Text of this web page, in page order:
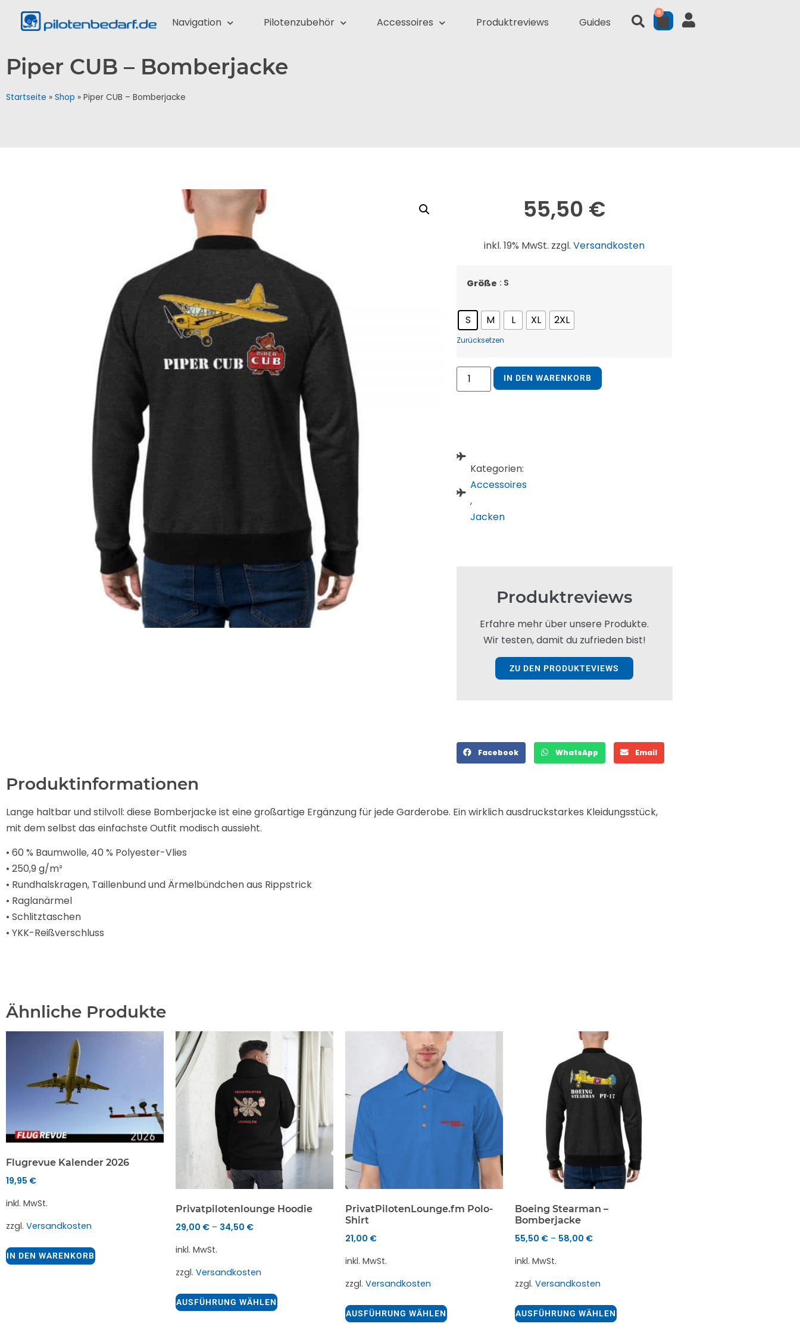
Navigation Pilotenzubehör Accessoires Produktreviews Guides
0
Piper CUB – Bomberjacke
Startseite » Shop » Piper CUB – Bomberjacke
55,50 €
inkl. 19% MwSt. zzgl.Versandkosten
Größe : S
S M L XL 2XL
Zurücksetzen
IN DEN WARENKORB
Kategorien:
Accessoires
,
Jacken
Produktreviews
Erfahre mehr über unsere Produkte.
Wir testen, damit du zufrieden bist!
ZU DEN PRODUKTEVIEWS
Facebook WhatsApp Email
Produktinformationen
Lange haltbar und stilvoll: diese Bomberjacke ist eine großartige Ergänzung für jede Garderobe. Ein wirklich ausdruckstarkes Kleidungsstück,
mit dem selbst das einfachste Outfit modisch aussieht.
• 60 % Baumwolle, 40 % Polyester-Vlies
• 250,9 g/m²
• Rundhalskragen, Taillenbund und Ärmelbündchen aus Rippstrick
• Raglanärmel
• Schlitztaschen
• YKK-Reißverschluss
Ähnliche Produkte
Flugrevue Kalender 2026
19,95 €
inkl. MwSt.
zzgl. Versandkosten
IN DEN WARENKORB
Privatpilotenlounge Hoodie
29,00 € – 34,50 €
inkl. MwSt.
zzgl. Versandkosten
AUSFÜHRUNG WÄHLEN
PrivatPilotenLounge.fm Polo-
Shirt
21,00 €
inkl. MwSt.
zzgl. Versandkosten
AUSFÜHRUNG WÄHLEN
Boeing Stearman –
Bomberjacke
55,50 € – 58,00 €
inkl. MwSt.
zzgl. Versandkosten
AUSFÜHRUNG WÄHLEN